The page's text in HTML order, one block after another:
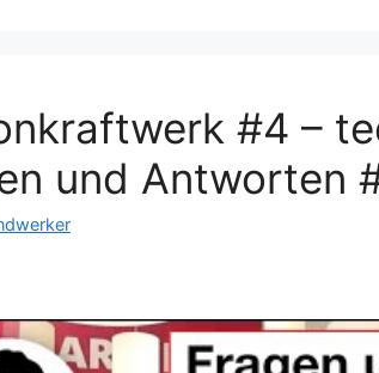
#4 –
und Antworten